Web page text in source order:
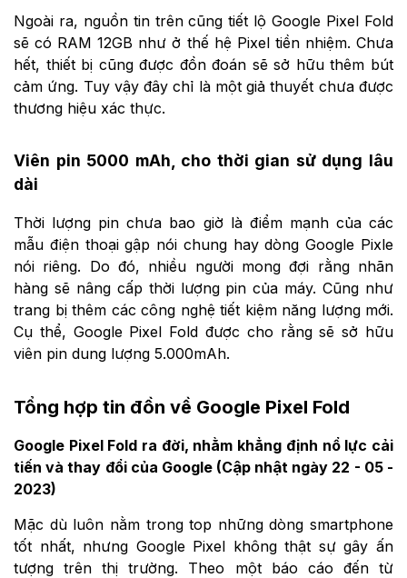
Ngoài ra, nguồn tin trên cũng tiết lộ Google Pixel Fold
sẽ có RAM 12GB như ở thế hệ Pixel tiền nhiệm. Chưa
hết, thiết bị cũng được đồn đoán sẽ sở hữu thêm bút
cảm ứng. Tuy vậy đây chỉ là một giả thuyết chưa được
thương hiệu xác thực.
Viên pin 5000 mAh, cho thời gian sử dụng lâu
dài
Thời lượng pin chưa bao giờ là điểm mạnh của các
mẫu điện thoại gập nói chung hay dòng Google Pixle
nói riêng. Do đó, nhiều người mong đợi rằng nhãn
hàng sẽ nâng cấp thời lượng pin của máy. Cũng như
trang bị thêm các công nghệ tiết kiệm năng lượng mới.
Cụ thể, Google Pixel Fold được cho rằng sẽ sở hữu
viên pin dung lượng 5.000mAh.
Tổng hợp tin đồn về Google Pixel Fold
Google Pixel Fold ra đời, nhằm khẳng định nổ lực cải
tiến và thay đổi của Google (Cập nhật ngày 22 - 05 -
2023)
Mặc dù luôn nằm trong top những dòng smartphone
tốt nhất, nhưng Google Pixel không thật sự gây ấn
tượng trên thị trường. Theo một báo cáo đến từ